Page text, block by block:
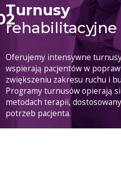
Turnusy
rehabilitacyjne
Oferujemy intensywne
wspierają pacjentów w
zwiększeniu zakresu ruchu i
Programy turnusów opierają
metodach terapii,
potrzeb pacjenta.